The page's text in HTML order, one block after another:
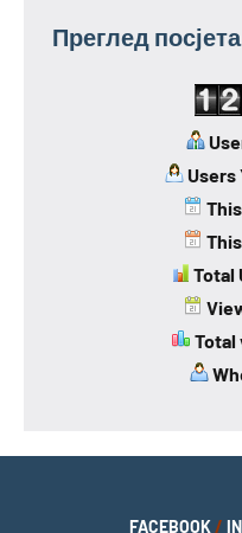
Преглед посјета
Users
Total
Total
FACEBOOK/